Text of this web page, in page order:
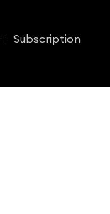
Subscription